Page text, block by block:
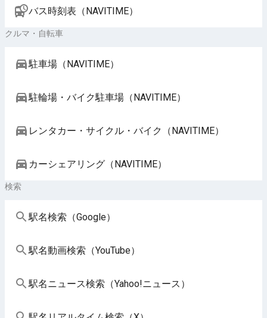
バス時刻表（NAVITIME）
クルマ・自転車
駐車場（NAVITIME）
駐輪場・バイク駐車場（NAVITIME）
レンタカー・サイクル・バイク（NAVITIME）
カーシェアリング（NAVITIME）
検索
駅名検索（Google）
駅名動画検索（YouTube）
駅名ニュース検索（Yahoo!ニュース）